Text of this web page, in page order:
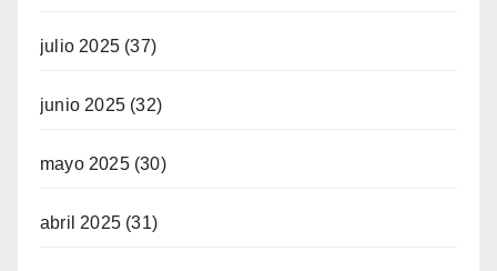
julio 2025 (37)
junio 2025 (32)
mayo 2025(30)
abril 2025 (31)